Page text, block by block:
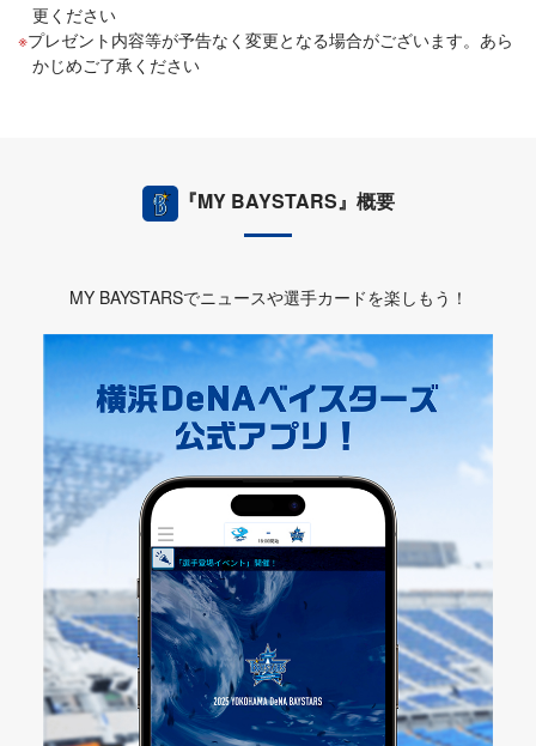
更ください
プレゼント内容等が予告なく変更となる場合がございます。あら
かじめご了承ください
『MY BAYSTARS』概要
MY BAYSTARSでニュースや選手カードを楽しもう！